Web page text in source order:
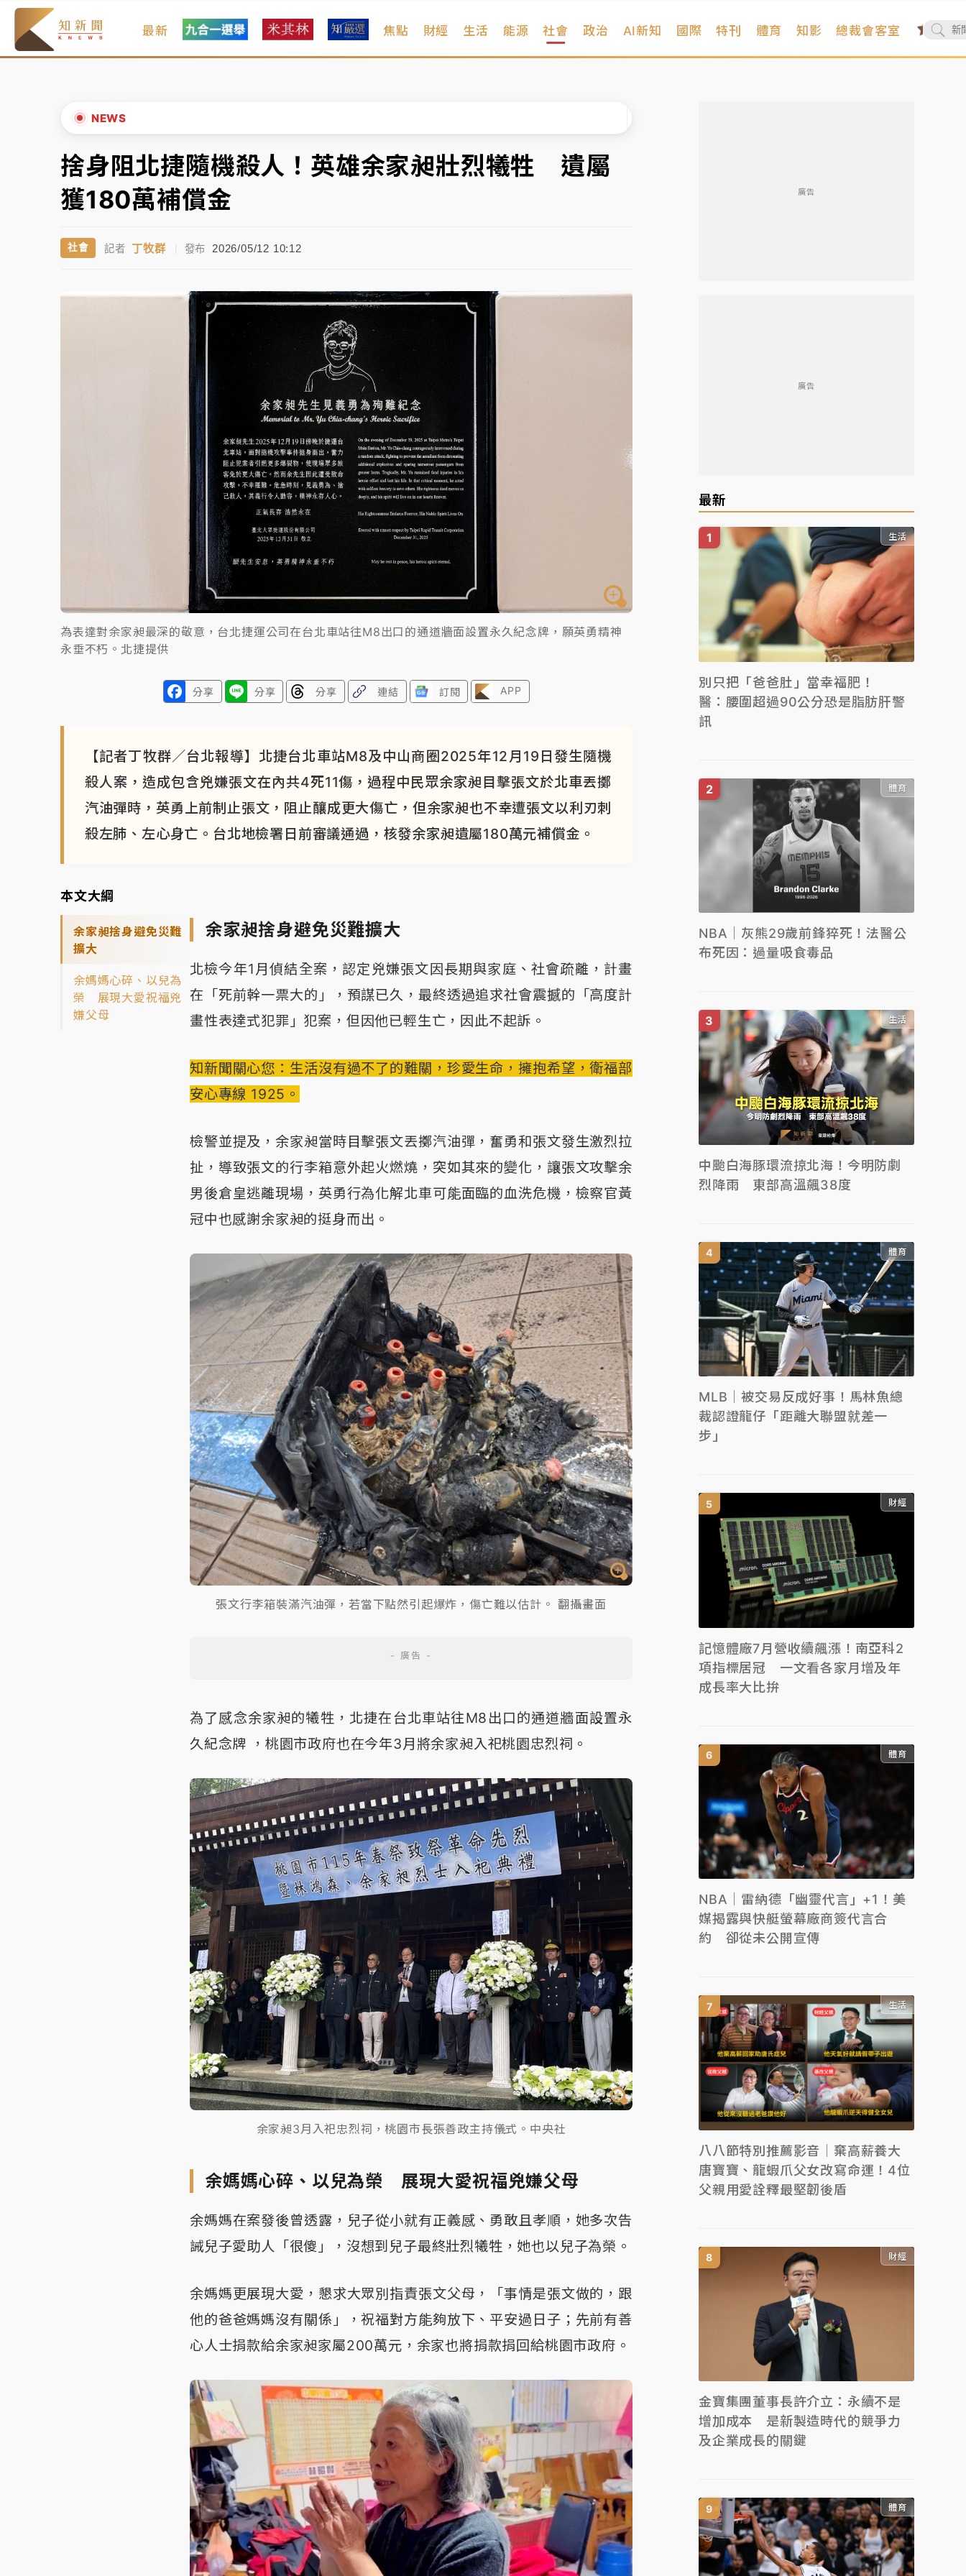
最新 焦點 財經 生活 能源 社會 政治 AI新知 國際 特刊 體育 知影 總裁會客室
NEWS
本周爆款短影音｜
周末精選｜ 跨境網購族注意！EZ Way若改由政府委任 預算難關如何解？
蔣萬安的建中同學！47歲法律學霸戰桃園 公開上任首要3件事
周末精選｜ 慈濟遭詐10億完整始末曝！律師掮客大玩兩面手法 郭台銘、蔡英文成關鍵
跨境網購族注意！EZ Way若改由政府委任 預算難關如何解？
蔣萬安的建中同學！47歲法律學霸戰桃園 公開上任首要3件事
▲
▼
捨身阻北捷隨機殺人！英雄余家昶壯烈犧牲 遺屬
獲180萬補償金
社會 記者 丁牧群 | 發布 2026/05/12 10:12
為表達對余家昶最深的敬意，台北捷運公司在台北車站往M8出口的通道牆面設置永久紀念牌，願英勇精神
永垂不朽。北捷提供
分享 分享 分享 連結 訂閱 APP
【記者丁牧群／台北報導】北捷台北車站M8及中山商圈2025年12月19日發生隨機
殺人案，造成包含兇嫌張文在內共4死11傷，過程中民眾余家昶目擊張文於北車丟擲
汽油彈時，英勇上前制止張文，阻止釀成更大傷亡，但余家昶也不幸遭張文以利刃刺
殺左肺、左心身亡。台北地檢署日前審議通過，核發余家昶遺屬180萬元補償金。
本文大綱
余家昶捨身避免災難
擴大
余媽媽心碎、以兒為
榮 展現大愛祝福兇
嫌父母
余家昶捨身避免災難擴大
北檢今年1月偵結全案，認定兇嫌張文因長期與家庭、社會疏離，計畫
在「死前幹一票大的」，預謀已久，最終透過追求社會震撼的「高度計
畫性表達式犯罪」犯案，但因他已輕生亡，因此不起訴。
知新聞關心您：生活沒有過不了的難關，珍愛生命，擁抱希望，衛福部
安心專線 1925。
檢警並提及，余家昶當時目擊張文丟擲汽油彈，奮勇和張文發生激烈拉
扯，導致張文的行李箱意外起火燃燒，突如其來的變化，讓張文攻擊余
男後倉皇逃離現場，英勇行為化解北車可能面臨的血洗危機，檢察官黃
冠中也感謝余家昶的挺身而出。
張文行李箱裝滿汽油彈，若當下點然引起爆炸，傷亡難以估計。 翻攝畫面
為了感念余家昶的犧牲，北捷在台北車站往M8出口的通道牆面設置永
久紀念牌 ，桃園市政府也在今年3月將余家昶入祀桃園忠烈祠。
余家昶3月入祀忠烈祠，桃園市長張善政主持儀式。中央社
余媽媽心碎、以兒為榮 展現大愛祝福兇嫌父母
余媽媽在案發後曾透露，兒子從小就有正義感、勇敢且孝順，她多次告
誡兒子愛助人「很傻」，沒想到兒子最終壯烈犧牲，她也以兒子為榮。
余媽媽更展現大愛，懇求大眾別指責張文父母，「事情是張文做的，跟
他的爸爸媽媽沒有關係」，祝福對方能夠放下、平安過日子；先前有善
心人士捐款給余家昶家屬200萬元，余家也將捐款捐回給桃園市政府。
廣告
廣告
最新
生活
別只把「爸爸肚」當幸福肥！
醫：腰圍超過90公分恐是脂肪肝警
訊
體育
NBA｜灰熊29歲前鋒猝死！法醫公
布死因：過量吸食毒品
生活
中颱白海豚環流掠北海！今明防劇
烈降雨 東部高溫飆38度
體育
MLB｜被交易反成好事！馬林魚總
裁認證龍仔「距離大聯盟就差一
步」
財經
記憶體廠7月營收續飆漲！南亞科2
項指標居冠 一文看各家月增及年
成長率大比拚
體育
NBA｜雷納德「幽靈代言」+1！美
媒揭露與快艇螢幕廠商簽代言合
約 卻從未公開宣傳
生活
八八節特別推薦影音｜棄高薪養大
唐寶寶、龍蝦爪父女改寫命運！4位
父親用愛詮釋最堅韌後盾
財經
金寶集團董事長許介立：永續不是
增加成本 是新製造時代的競爭力
及企業成長的關鍵
體育